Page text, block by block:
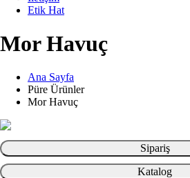
Etik Hat
Mor Havuç
Ana Sayfa
Püre Ürünler
Mor Havuç
Sipariş
Katalog